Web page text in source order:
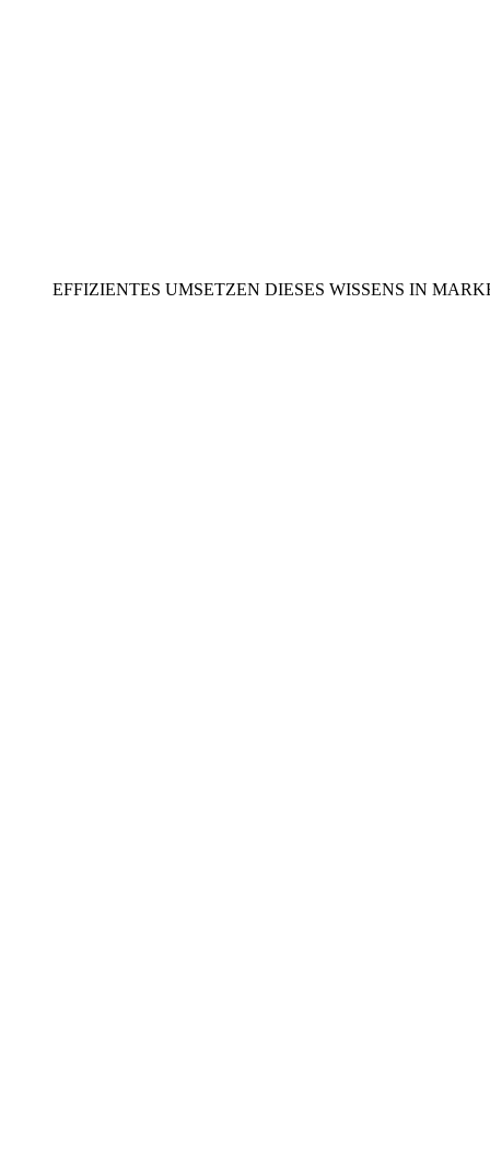
EFFIZIENTES UMSETZEN DIESES WISSENS IN